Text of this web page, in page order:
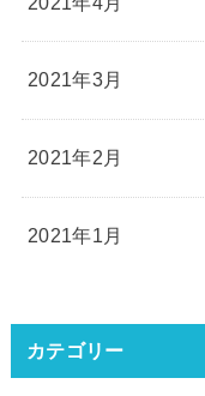
2021年3月
2021年2月
2021年1月
カテゴリー